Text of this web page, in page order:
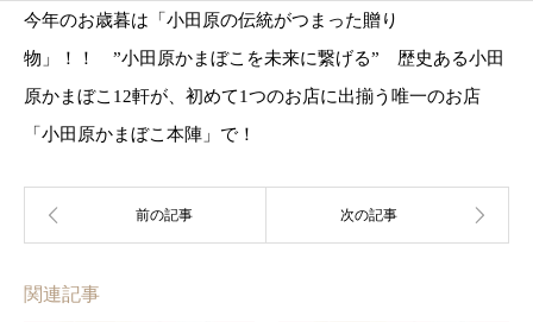
今年のお歳暮は「小田原の伝統がつまった贈り
物」！！ ”小田原かまぼこを未来に繋げる” 歴史ある小田
原かまぼこ12軒が、初めて1つのお店に出揃う唯一のお店
「小田原かまぼこ本陣」で！
関連記事